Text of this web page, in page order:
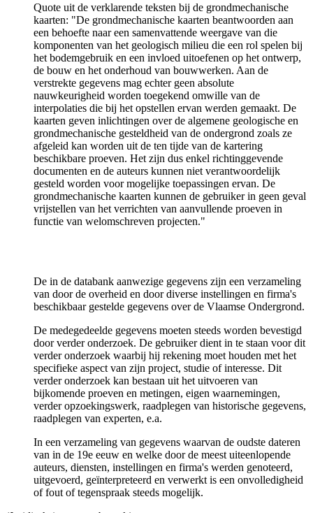
Quote uit de verklarende teksten bij de grondmechanische
kaarten: "De grondmechanische kaarten beantwoorden aan
een behoefte naar een samenvattende weergave van die
komponenten van het geologisch milieu die een rol spelen bij
het bodemgebruik en een invloed uitoefenen op het ontwerp,
de bouw en het onderhoud van bouwwerken. Aan de
verstrekte gegevens mag echter geen absolute
nauwkeurigheid worden toegekend omwille van de
interpolaties die bij het opstellen ervan werden gemaakt. De
kaarten geven inlichtingen over de algemene geologische en
grondmechanische gesteldheid van de ondergrond zoals ze
afgeleid kan worden uit de ten tijde van de kartering
beschikbare proeven. Het zijn dus enkel richtinggevende
documenten en de auteurs kunnen niet verantwoordelijk
gesteld worden voor mogelijke toepassingen ervan. De
grondmechanische kaarten kunnen de gebruiker in geen geval
vrijstellen van het verrichten van aanvullende proeven in
functie van welomschreven projecten."
De in de databank aanwezige gegevens zijn een verzameling
van door de overheid en door diverse instellingen en firma's
beschikbaar gestelde gegevens over de Vlaamse Ondergrond.
De medegedeelde gegevens moeten steeds worden bevestigd
door verder onderzoek. De gebruiker dient in te staan voor dit
verder onderzoek waarbij hij rekening moet houden met het
specifieke aspect van zijn project, studie of interesse. Dit
verder onderzoek kan bestaan uit het uitvoeren van
bijkomende proeven en metingen, eigen waarnemingen,
verder opzoekingswerk, raadplegen van historische gegevens,
raadplegen van experten, e.a.
In een verzameling van gegevens waarvan de oudste dateren
van in de 19e eeuw en welke door de meest uiteenlopende
auteurs, diensten, instellingen en firma's werden genoteerd,
uitgevoerd, geïnterpreteerd en verwerkt is een onvolledigheid
of fout of tegenspraak steeds mogelijk.